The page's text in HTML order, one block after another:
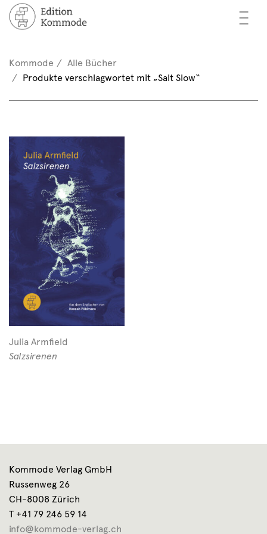
—
—
—
/ Registrieren
(0)
Kommode
Alle Bücher
Produkte verschlagwortet mit „Salt Slow“
Julia Armfield
Salzsirenen
Kommode Verlag GmbH
Russenweg 26
CH-8008 Zürich
T +41 79 246 59 14
info@kommode-verlag.ch